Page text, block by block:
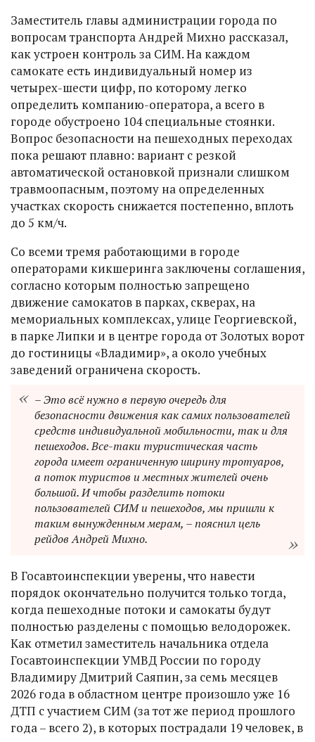
Заместитель главы администрации города по
вопросам транспорта Андрей Михно рассказал,
как устроен контроль за СИМ. На каждом
самокате есть индивидуальный номер из
четырех-шести цифр, по которому легко
определить компанию-оператора, а всего в
городе обустроено 104 специальные стоянки.
Вопрос безопасности на пешеходных переходах
пока решают плавно: вариант с резкой
автоматической остановкой признали слишком
травмоопасным, поэтому на определенных
участках скорость снижается постепенно, вплоть
до 5 км/ч.
Со всеми тремя работающими в городе
операторами кикшеринга заключены соглашения,
согласно которым полностью запрещено
движение самокатов в парках, скверах, на
мемориальных комплексах, улице Георгиевской,
в парке Липки и в центре города от Золотых ворот
до гостиницы «Владимир», а около учебных
заведений ограничена скорость.
– Это всё нужно в первую очередь для
безопасности движения как самих пользователей
средств индивидуальной мобильности, так и для
пешеходов. Все-таки туристическая часть
города имеет ограниченную ширину тротуаров,
а поток туристов и местных жителей очень
большой. И чтобы разделить потоки
пользователей СИМ и пешеходов, мы пришли к
таким вынужденным мерам, – пояснил цель
рейдов Андрей Михно.
В Госавтоинспекции уверены, что навести
порядок окончательно получится только тогда,
когда пешеходные потоки и самокаты будут
полностью разделены с помощью велодорожек.
Как отметил заместитель начальника отдела
Госавтоинспекции УМВД России по городу
Владимиру Дмитрий Саяпин, за семь месяцев
2026 года в областном центре произошло уже 16
ДТП с участием СИМ (за тот же период прошлого
года – всего 2), в которых пострадали 19 человек, в